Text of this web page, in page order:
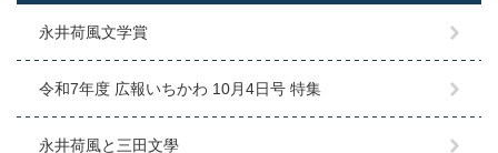
永井荷風文学賞
令和7年度 広報いちかわ 10月4日号 特集
永井荷風と三田文學